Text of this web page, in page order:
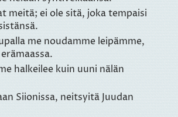
meitä; ei ole sitä, joka tempaisi
me noudamme leipämme,
halkeilee kuin uuni nälän
Siionissa, neitsyitä Juudan